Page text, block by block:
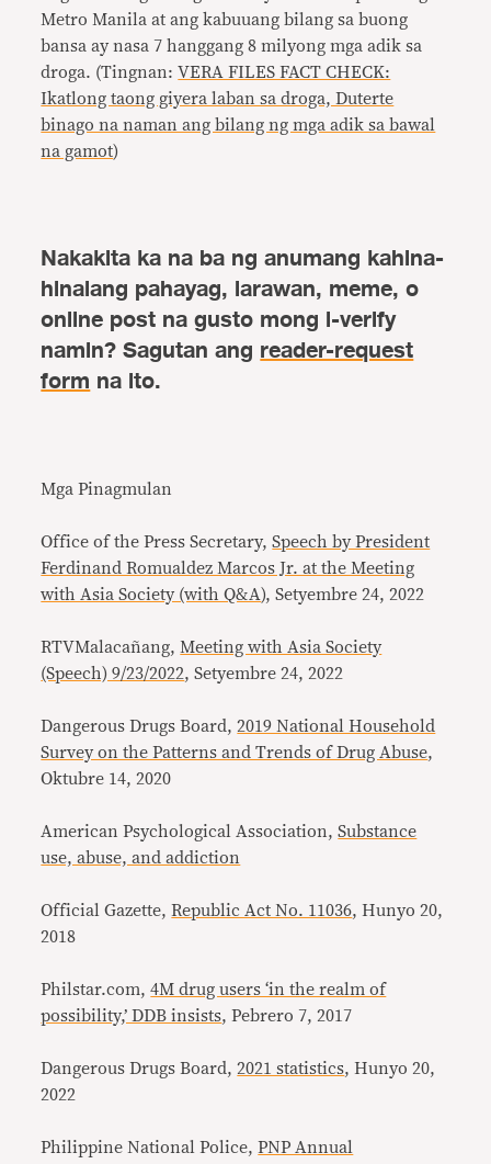
Metro Manila at ang kabuuang bilang sa buong
bansa ay nasa 7 hanggang 8 milyong mga adik sa
droga. (Tingnan:VERA FILES FACT CHECK:
Ikatlong taong giyera laban sa droga, Duterte
binago na naman ang bilang ng mga adik sa bawal
na gamot)
Nakakita ka na ba ng anumang kahina-
hinalang pahayag, larawan, meme, o
online post na gusto mong i-verify
namin? Sagutan angreader-request
formna ito.
Mga Pinagmulan
Office of the Press Secretary,Speech by President
Ferdinand Romualdez Marcos Jr. at the Meeting
with Asia Society (with Q&A), Setyembre 24, 2022
RTVMalacañang, Meeting with Asia Society
(Speech) 9/23/2022, Setyembre 24, 2022
Dangerous Drugs Board,2019 National Household
Survey on the Patterns and Trends of Drug Abuse,
Oktubre 14, 2020
American Psychological Association,Substance
use, abuse, and addiction
Official Gazette,Republic Act No. 11036, Hunyo 20,
2018
Philstar.com,4M drug users ‘in the realm of
possibility,’ DDB insists, Pebrero 7, 2017
Dangerous Drugs Board,2021 statistics, Hunyo 20,
2022
Philippine National Police,PNP Annual